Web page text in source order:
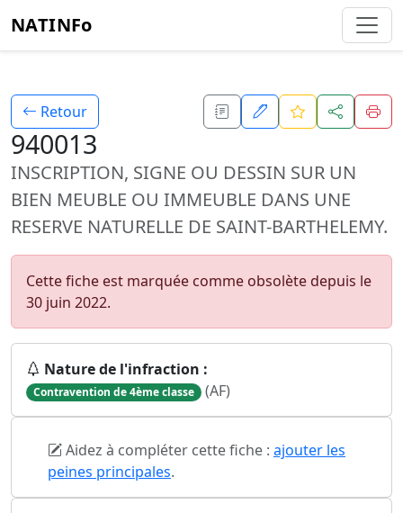
NATINFo
Retour
940013
INSCRIPTION, SIGNE OU DESSIN SUR UN
BIEN MEUBLE OU IMMEUBLE DANS UNE
RESERVE NATURELLE DE SAINT-BARTHELEMY.
Cette fiche est marquée comme obsolète depuis le
30 juin 2022.
Nature de l'infraction :
Contravention de 4ème classe (AF)
Aidez à compléter cette fiche : ajouter les
peines principales.